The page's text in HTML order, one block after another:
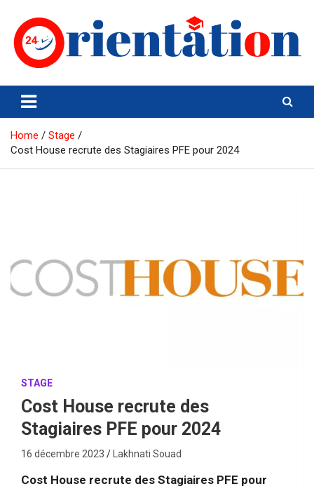
content
Orientation24
Emploi et Orientation au Maroc
Home
Stage
Cost House recrute des Stagiaires PFE pour 2024
STAGE
Cost House recrute des
Stagiaires PFE pour 2024
16 décembre 2023 Lakhnati Souad
Cost House recrute des Stagiaires PFE pour